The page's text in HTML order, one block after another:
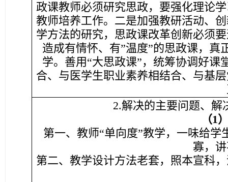
政课教师必须研究思政，要强化理论
教师培养工作。二是加强教研活动、
学方法的研究，思政课改革创新必须
造成有情怀、有”温度”的思政课，
学。善用“大思政课”，统筹协调好
合、与医学生职业素养相结合、与基
2.解决的主要问题、解
（1
第一、教师“单向度”教学，一味给学
寡，
第二、教学设计方法老套，照本宣科